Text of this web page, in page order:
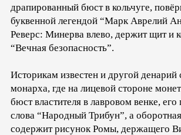
драпированный бюст в кольчуге,
буквенной легендой “Марк Аврелий
Реверс: Минерва влево, держит щит и
“Вечная безопасность”.
Историкам известен и другой денарий
монарха, где на лицевой стороне
бюст властителя в лавровом венке,
слова “Народный Трибун”, а
содержит рисунок Ромы, держащего